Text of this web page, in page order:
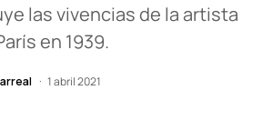
las vivencias de la artista
en 1939.
1 abril 2021